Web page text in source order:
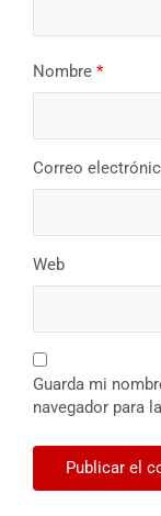
Nombre *
Correo
Web
Guarda mi
navegador para